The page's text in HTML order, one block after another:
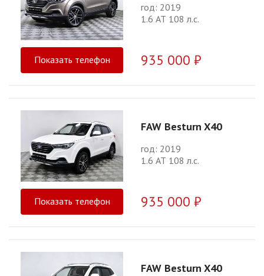
год: 2019
1.6 АТ 108 л.с.
Показать телефон 935 000 ₽
FAW Besturn X40
год: 2019
1.6 АТ 108 л.с.
Показать телефон 935 000 ₽
FAW Besturn X40